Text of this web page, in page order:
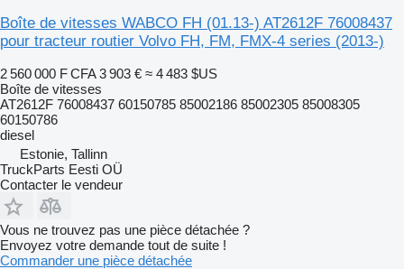
Boîte de vitesses WABCO FH (01.13-) AT2612F 76008437
pour tracteur routier Volvo FH, FM, FMX-4 series (2013-)
2 560 000 F CFA 3 903 € ≈ 4 483 $US
Boîte de vitesses
AT2612F 76008437 60150785 85002186 85002305 85008305
60150786
diesel
Estonie, Tallinn
TruckParts Eesti OÜ
Contacter le vendeur
Vous ne trouvez pas une pièce détachée ?
Envoyez votre demande tout de suite !
Commander une pièce détachée